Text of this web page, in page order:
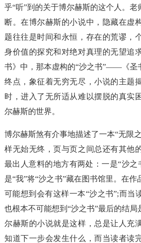
乎“听”到的关于博尔赫斯的这个人。
断。在博尔赫斯的小说中，隐藏在虚
题往往是时间和永恒，存在的荒谬，
身价值的探究和对绝对真理的无望追
书》中，那本虚构的“沙之书”——《圣
终点，象征着无穷无尽，小说的主题
时，进入了无所适从难以摆脱的真实
尔赫斯的世界。
博尔赫斯煞有介事地描述了一本“无限
样无始无终，页与页之间总还有其他
最出人意料的地方有两处：一是“沙之
是“我”将“沙之书”藏在图书馆里。在
可能想到会有这样一本“沙之书”;而当
也根本不可能想到“沙之书”最后的结
尔赫斯的小说就是这样，总是让人充
知道下一步会发生什么，而当读者读